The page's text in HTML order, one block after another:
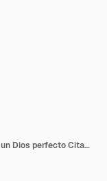
Soy una persona imperfecta amada por un Dios perfecto Citas tipográficas